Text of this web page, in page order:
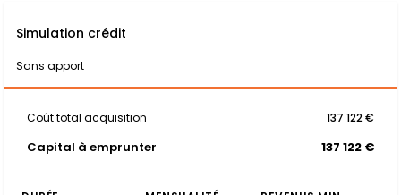
Simulation crédit
Sans apport
Coût total acquisition 137 122 €
Capital à emprunter 137 122 €